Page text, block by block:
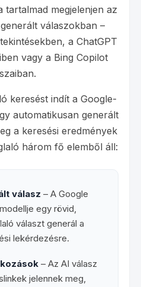
tartalmad megjelenjen az
válaszokban –
a ChatGPT
vagy a Bing Copilot
keresést indít a Google-
automatikusan generált
a keresési eredmények
három fő elemből áll:
válasz – A Google
egy rövid,
választ generál a
lekérdezésre.
– Az AI válasz
jelennek meg,